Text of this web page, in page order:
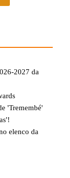
2027 da
'Tremembé'
elenco da